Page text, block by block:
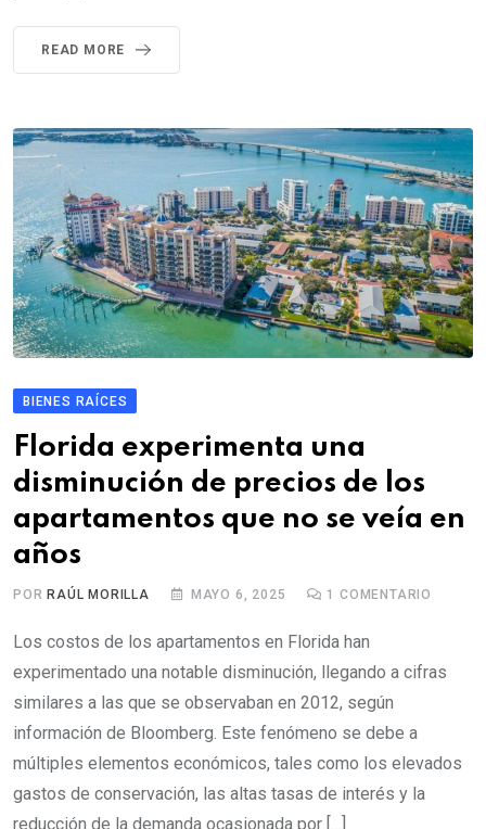
READ MORE
BIENES RAÍCES
Florida experimenta una
disminución de precios de los
apartamentos que no se veía en
años
POR RAÚL MORILLA MAYO 6, 2025 1 COMENTARIO
Los costos de los apartamentos en Florida han
experimentado una notable disminución, llegando a cifras
similares a las que se observaban en 2012, según
información de Bloomberg. Este fenómeno se debe a
múltiples elementos económicos, tales como los elevados
gastos de conservación, las altas tasas de interés y la
reducción de la demanda ocasionada por […]